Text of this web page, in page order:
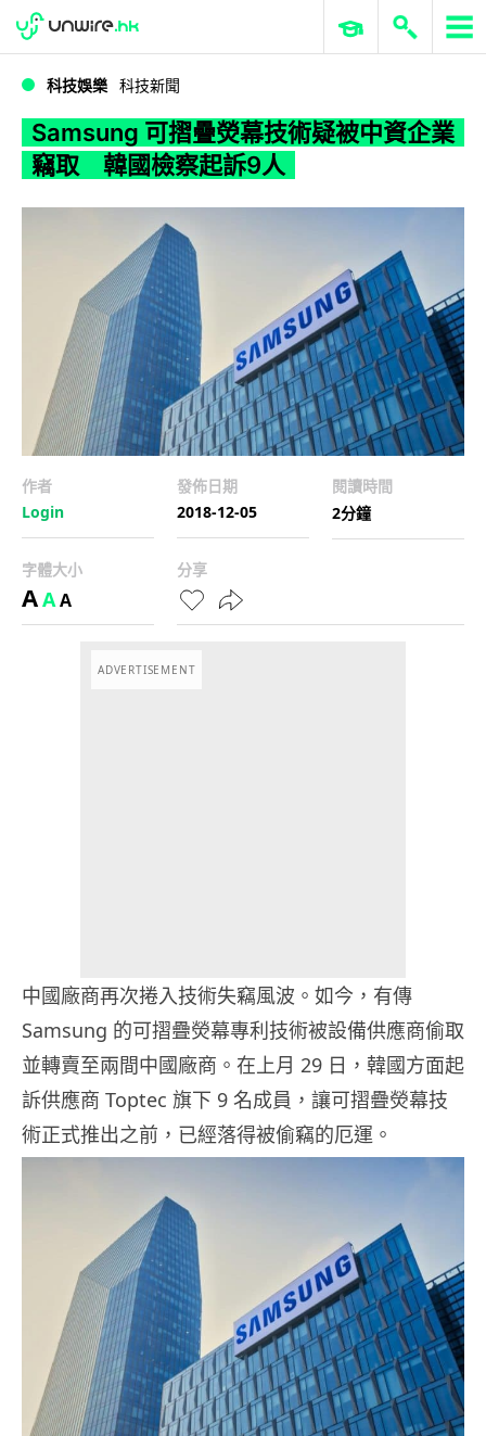
WWDC 2026 ERP 與商業 AI
科技娛樂 科技新聞
Samsung 可摺疊熒幕技術疑被中資企業
竊取 韓國檢察起訴9人
作者
Login
發佈日期
2018-12-05
閱讀時間
2分鐘
字體大小
AAA
分享
ADVERTISEMENT
中國廠商再次捲入技術失竊風波。如今，有傳
Samsung 的可摺疊熒幕專利技術被設備供應商偷取
並轉賣至兩間中國廠商。在上月 29 日，韓國方面起
訴供應商 Toptec 旗下 9 名成員，讓可摺疊熒幕技
術正式推出之前，已經落得被偷竊的厄運。